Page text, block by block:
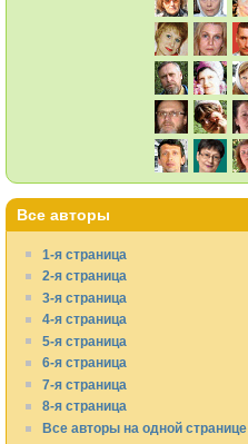
Все авторы
1-я страница
2-я страница
3-я страница
4-я страница
5-я страница
6-я страница
7-я страница
8-я страница
Все авторы на одной странице